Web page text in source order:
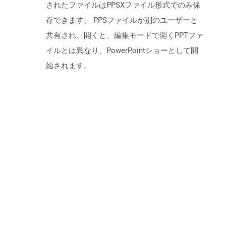
されたファイルはPPSXファイル形式でのみ保
存できます。 PPSファイルが別のユーザーと
共有され、開くと、編集モードで開くPPTファ
イルとは異なり、PowerPointショーとして開
始されます。